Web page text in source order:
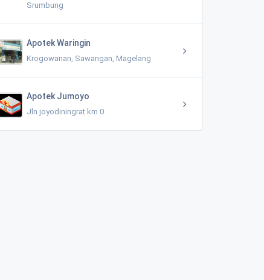
Srumbung
Apotek Waringin
Krogowanan, Sawangan, Magelang
Apotek Jumoyo
Jln joyodiningrat km 0